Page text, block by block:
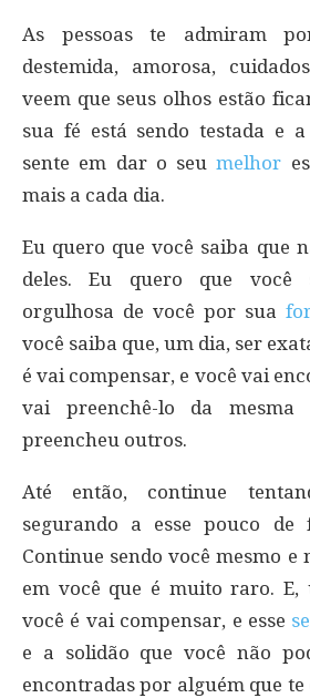
As pessoas te admiram
destemida, amorosa,
veem que seus olhos estão
sua fé está sendo testada e
sente em dar o seumelhor
mais a cada dia.
Eu quero que você saiba que
deles. Eu quero que você
orgulhosa de você por sua
você saiba que, um dia, ser
é vai compensar, e você vai
vai preenchê-lo da mesma
preencheu outros.
Até então, continue
segurando a esse pouco de
Continue sendo você mesmo e
em você que é muito raro. E,
você é vai compensar, e esse
e a solidão que você não
encontradas por alguém que te